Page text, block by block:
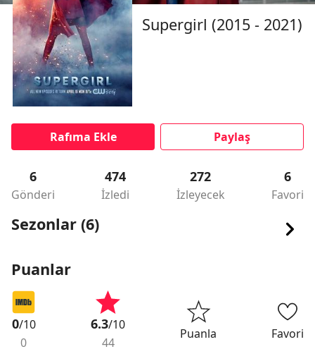
Supergirl (2015 - 2021)
Rafıma Ekle Paylaş
6
Gönderi
474
İzledi
272
İzleyecek
6
Favori
Sezonlar (6)
Puanlar
0/10
0
6.3/10
44
Puanla Favori